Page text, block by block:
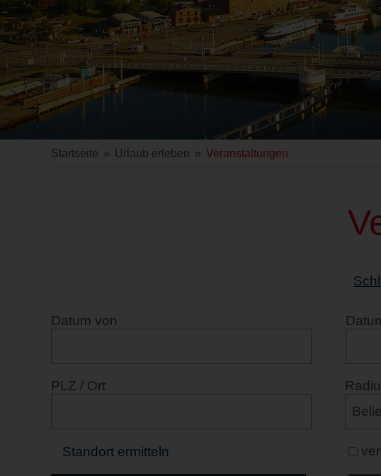
Startseite » Urlaub erleben » Veranstaltungen
Datum von
PLZ / Ort
Standort ermitteln